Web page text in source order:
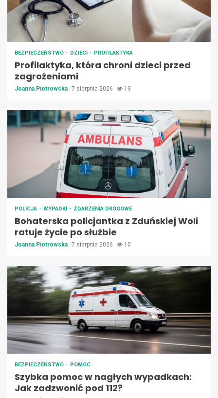
BEZPIECZEŃSTWO DZIECI PROFILAKTYKA
Profilaktyka, która chroni dzieci przed
zagrożeniami
Joanna Piotrowska 7 sierpnia 2026 13
POLICJA WYPADKI ZDARZENIA DROGOWE
Bohaterska policjantka z Zduńskiej Woli
ratuje życie po służbie
Joanna Piotrowska 7 sierpnia 2026 10
BEZPIECZEŃSTWO POMOC
Szybka pomoc w nagłych wypadkach:
Jak zadzwonić pod 112?